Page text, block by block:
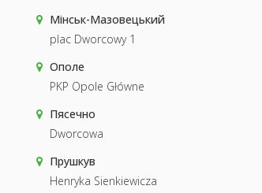
Мінськ-Мазовецький
plac Dworcowy 1
Ополе
PKP Opole Główne
Пясечно
Dworcowa
Прушкув
Henryka Sienkiewicza